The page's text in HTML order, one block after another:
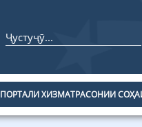
ПОРТАЛИ ХИЗМАТРАСОНИИ